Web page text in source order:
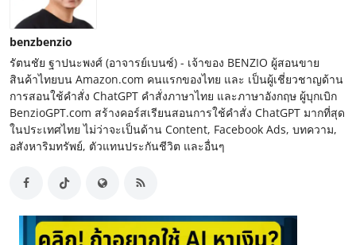
benzbenzio
รัตนชัย ฐาปนะพงศ์ (อาจารย์เบนซ์) - เจ้าของ BENZIO ผู้สอนขาย
สินค้าไทยบน Amazon.com คนแรกของไทย และ เป็นผู้เชี่ยวชาญด้าน
การสอนใช้คำสั่ง ChatGPT คำสั่งภาษาไทย และภาษาอังกฤษ ผู้บุกเบิก
BenzioGPT.com สร้างคอร์สเรียนสอนการใช้คำสั่ง ChatGPT มากที่สุด
ในประเทศไทย ไม่ว่าจะเป็นด้าน Content, Facebook Ads, บทความ,
อสังหาริมทรัพย์, ตัวแทนประกันชีวิต และอื่นๆ